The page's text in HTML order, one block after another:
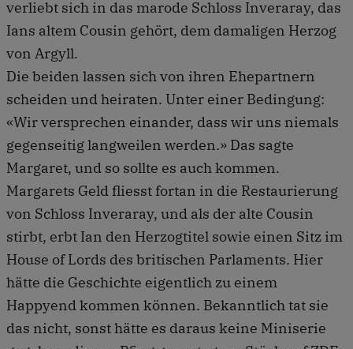
verliebt sich in das marode Schloss Inveraray, das
Ians altem Cousin gehört, dem damaligen Herzog
von Argyll.
Die beiden lassen sich von ihren Ehepartnern
scheiden und heiraten. Unter einer Bedingung:
«Wir versprechen einander, dass wir uns niemals
gegenseitig langweilen werden.» Das sagte
Margaret, und so sollte es auch kommen.
Margarets Geld fliesst fortan in die Restaurierung
von Schloss Inveraray, und als der alte Cousin
stirbt, erbt Ian den Herzogtitel sowie einen Sitz im
House of Lords des britischen Parlaments. Hier
hätte die Geschichte eigentlich zu einem
Happyend kommen können. Bekanntlich tat sie
das nicht, sonst hätte es daraus keine Miniserie